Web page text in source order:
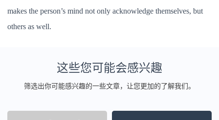
makes the person’s mind not only acknowledge themselves, but
others as well.
这些您可能会感兴趣
筛选出你可能感兴趣的一些文章，让您更加的了解我们。